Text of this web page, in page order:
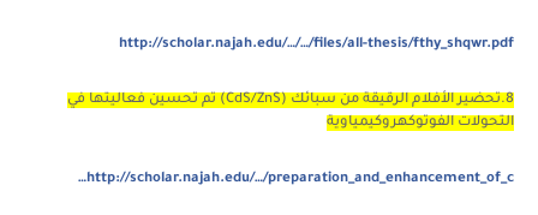
http://scholar.najah.edu/…/…/files/all-thesis/fthy_shqwr.pdf
8.تحضير الأفلام الرقيقة من سبائك (CdS/ZnS) تم تحسين فعاليتها في
التحولات الفوتوكهروكيمياوية
http://scholar.najah.edu/…/preparation_and_enhancement_of_c…